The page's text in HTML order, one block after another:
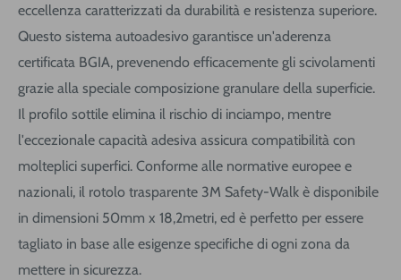
eccellenza caratterizzati da durabilità e resistenza superiore.
Questo sistema autoadesivo garantisce un'aderenza
certificata BGIA, prevenendo efficacemente gli scivolamenti
grazie alla speciale composizione granulare della superficie.
Il profilo sottile elimina il rischio di inciampo, mentre
l'eccezionale capacità adesiva assicura compatibilità con
molteplici superfici. Conforme alle normative europee e
nazionali, il rotolo trasparente 3M Safety-Walk è disponibile
in dimensioni 50mm x 18,2metri, ed è perfetto per essere
tagliato in base alle esigenze specifiche di ogni zona da
mettere in sicurezza.